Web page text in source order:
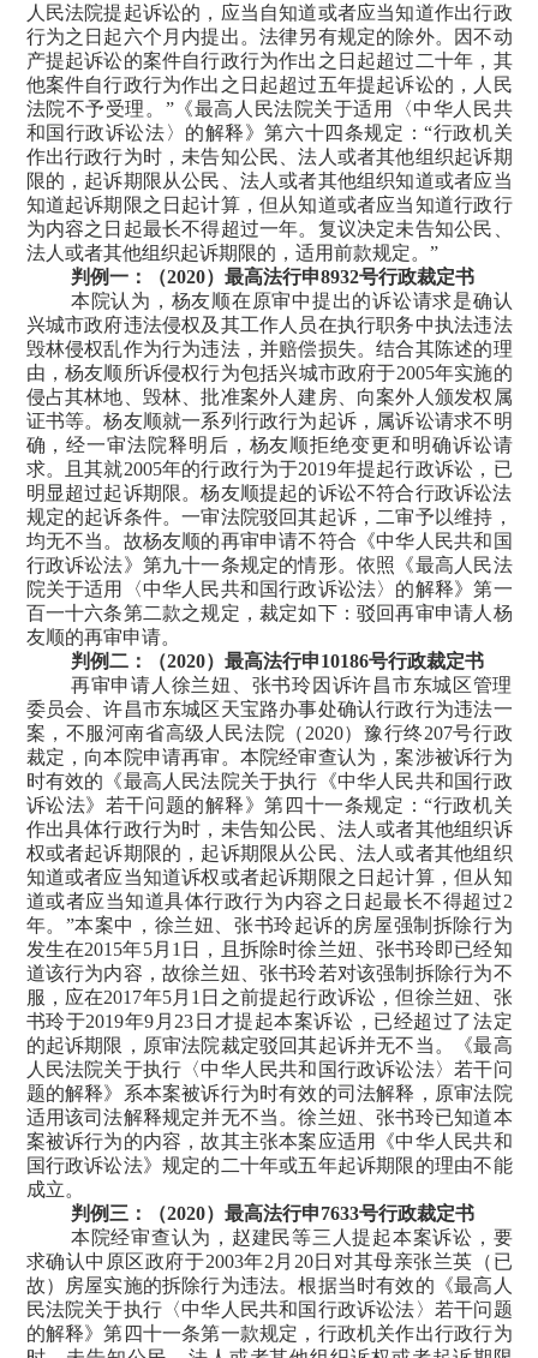
人民法院提起诉讼的，应当自知道或者应当知道作出行政
行为之日起六个月内提出。法律另有规定的除外。因不动
产提起诉讼的案件自行政行为作出之日起超过二十年，其
他案件自行政行为作出之日起超过五年提起诉讼的，人民
法院不予受理。”《最高人民法院关于适用〈中华人民共
和国行政诉讼法〉的解释》第六十四条规定：“行政机关
作出行政行为时，未告知公民、法人或者其他组织起诉期
限的，起诉期限从公民、法人或者其他组织知道或者应当
知道起诉期限之日起计算，但从知道或者应当知道行政行
为内容之日起最长不得超过一年。复议决定未告知公民、
法人或者其他组织起诉期限的，适用前款规定。”
判例一：（2020）最高法行申8932号行政裁定书
本院认为， 杨友顺在原审中提出的诉讼请求是确认
兴城市政府违法侵权及其工作人员在执行职务中执法违法
毁林侵权乱作为行为违法，并赔偿损失。结合其陈述的理
由，杨友顺所诉侵权行为包括兴城市政府于2005年实施的
侵占其林地、毁林、批准案外人建房、向案外人颁发权属
证书等。杨友顺就一系列行政行为起诉，属诉讼请求不明
确，经一审法院释明后，杨友顺拒绝变更和明确诉讼请
求。
且其就2005年的行政行为于2019年提起行政诉讼，已
明显超过起诉期限。杨友顺提起的诉讼不符合行政诉讼法
规定的起诉条件。一审法院驳回其起诉，二审予以维持，
均无不当。故杨友顺的再审申请不符合《中华人民共和国
行政诉讼法》第九十一条规定的情形。依照《最高人民法
院关于适用
〈中华人民共和国行政诉讼法〉 的解释》第一
百一十六条第二款之规定，裁定如下：驳回再审申请人杨
友顺的再审申请。
判例二：（2020）最高法行申10186号行政裁定书
再审申请人徐兰妞、张书玲因诉许昌市东城区管理
委员会、许昌市东城区天宝路办事处确认行政行为违法一
案，不服河南省高级人民法院（ 2020）豫行终207号行政
裁定，向本院申请再审。本院经审查认为，案涉被诉行为
时有效的《最高人民法院关于执行《中华人民共和国行政
诉讼法》若干问题的解释》第四十一条规定：“行政机关
作出具体行政行为时，未告知公民、法人或者其他组织诉
权或者起诉期限的，起诉期限从公民、法人或者其他组织
知道或者应当知道诉权或者起诉期限之日起计算，但从知
道或者应当知道具体行政行为内容之日起最长不得超过2
年。 ”本案中，徐兰妞、张书玲起诉的房屋强制拆除行为
发生在2015年5月 1 日，且拆除时徐兰妞、张书玲即已经知
道该行为内容，故徐兰妞、张书玲若对该强制拆除行为不
服，应在2017年5月 1 日之前提起行政诉讼，但徐兰妞、张
书玲于2019年9 月 23 日才提起本案诉讼，已经超过了法定
的起诉期限，原审法院裁定驳回其起诉并无不当。
《最高
人民法院关于执行 〈中华人民共和国行政诉讼法〉 若干问
题的解释》系本案被诉行为时有效的司法解释，原审法院
适用该司法解释规定并无不当。徐兰妞、张书玲已知道本
案被诉行为的内容，故其主张本案应适用《中华人民共和
国行政诉讼法》规定的二十年或五年起诉期限的理由不能
成立。
判例三：（2020）最高法行申7633号行政裁定书
本院经审查认为， 赵建民等三人提起本案诉讼，要
求确认中原区政府于2003年2 月 20日对其母亲张兰英（已
故）房屋实施的拆除行为违法。根据当时有效的《最高人
民法院关于执行〈中华人民共和国行政诉讼法〉若干问题
的解释》第四十一条第一款规定，行政机关作出行政行为